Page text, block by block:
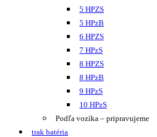
5 HPZS
5 HPzB
6 HPZS
7 HPzS
8 HPZS
8 HPzB
9 HPzS
10 HPzS
Podľa vozíka – pripravujeme
trak batéria